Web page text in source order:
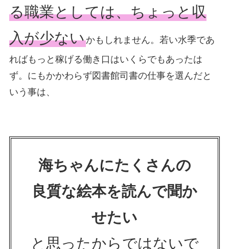
る職業としては、ちょっと収
入が少ないかもしれません。若い水季であ
ればもっと稼げる働き口はいくらでもあったは
ず。にもかかわらず図書館司書の仕事を選んだと
いう事は、
海ちゃんにたくさんの
良質な絵本を読んで聞か
せたい
と思ったからではないで